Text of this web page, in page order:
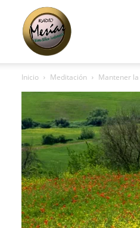
Radio
Mesías
Inicio Meditación Mantener